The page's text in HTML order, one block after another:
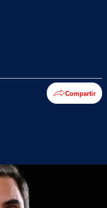
Compartir